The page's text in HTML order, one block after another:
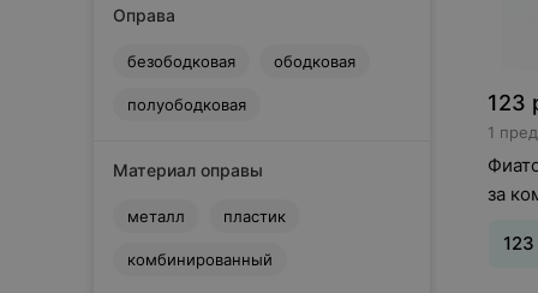
M
MOREL
Оправа
безободковая ободковая
полуободковая
Материал оправы
металл пластик
комбинированный
123
1
за
123